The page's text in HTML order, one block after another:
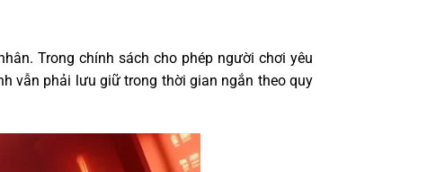
Trong chính sách cho phép người chơi yêu
vẫn phải lưu giữ trong thời gian ngắn theo quy